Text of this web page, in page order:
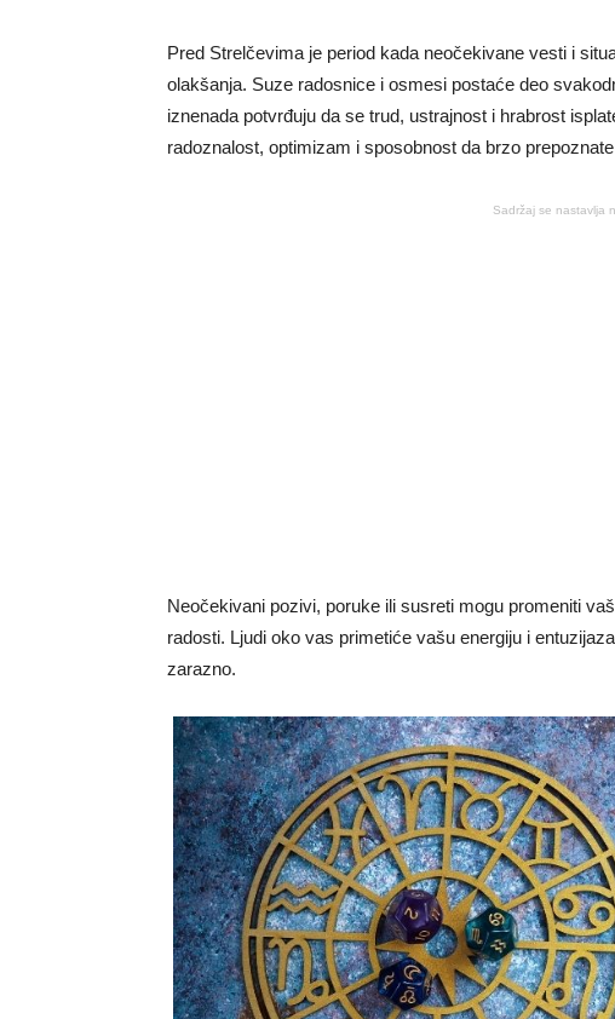
Pred Strelčevima je period kada neočekivane vesti i
olakšanja. Suze radosnice i osmesi postaće deo
iznenada potvrđuju da se trud, ustrajnost i hrabrost
radoznalost, optimizam i sposobnost da brzo
Sadržaj se nastavlja
Neočekivani pozivi, poruke ili susreti mogu promeniti
radosti. Ljudi oko vas primetiće vašu energiju i
zarazno.